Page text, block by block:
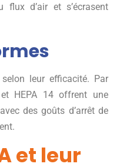
d’air et s’écrasent
leur efficacité. Par
HEPA 14 offrent une
des goûts d’arrêt de
et leur